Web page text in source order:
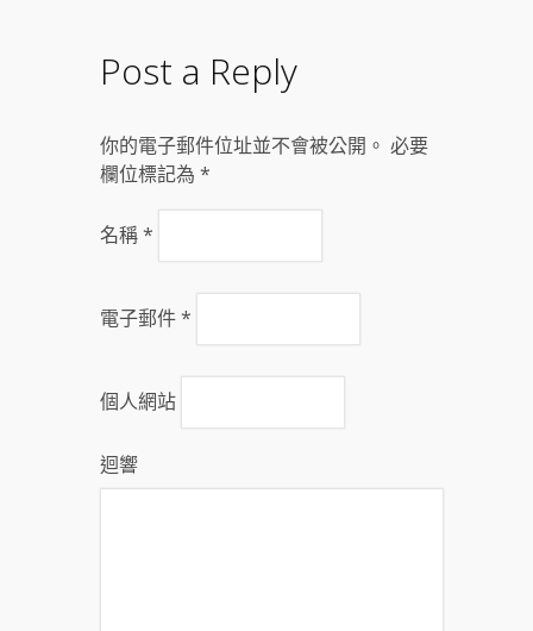
Post a Reply
你的電子郵件位址並不會被公開。 必要
欄位標記為 *
名稱*
電子郵件*
個人網站
迴響